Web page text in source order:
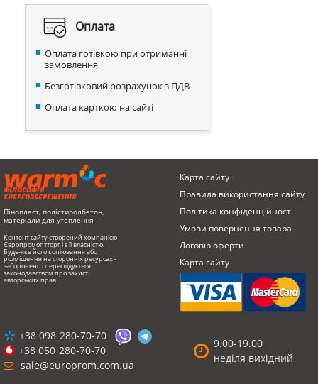
Оплата
Оплата готівкою при отриманні
замовлення
Безготівковий розрахунок з ПДВ
Оплата карткою на сайті
ФІЛОСОФІЯ
ЕНЕРГОЗБЕРЕЖЕННЯ
Пінопласт, полістиролбетон,
матеріали для утеплення
Контент сайту створений компанією
Європромоптторг і є її власністю.
Будь-яке його копіювання або
розміщення на сторонніх ресурсах -
заборонено і переслідується
законодавством про захист
авторських прав.
Карта сайту
Правила використання сайту
Політика конфіденційності
Умови повернення товарa
Договір оферти
Карта сайту
9.00-19.00
неділя вихідний
+38 098 280-70-70
+38 050 280-70-70
sale@europrom.com.ua